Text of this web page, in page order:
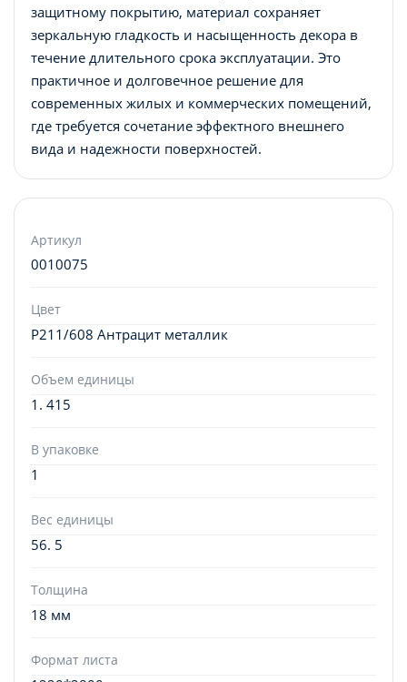
защитному покрытию, материал сохраняет
зеркальную гладкость и насыщенность декора в
течение длительного срока эксплуатации. Это
практичное и долговечное решение для
современных жилых и коммерческих помещений,
где требуется сочетание эффектного внешнего
вида и надежности поверхностей.
Артикул
0010075
Цвет
P211/608 Антрацит металлик
Объем единицы
1. 415
В упаковке
1
Вес единицы
56. 5
Толщина
18 мм
Формат листа